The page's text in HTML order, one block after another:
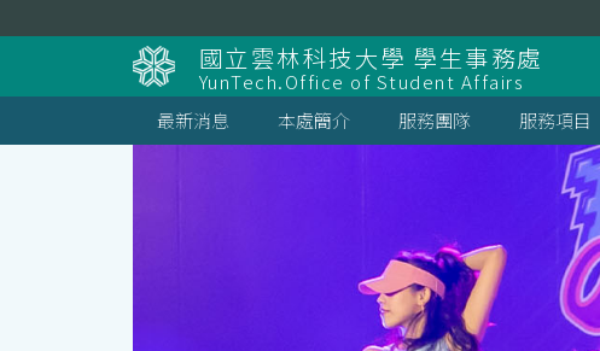
到
主
要
內
容
國立雲林科技大學 學生事務處
YunTech.Office of Student Affairs
最新消息
本處簡介 服務團隊 服務項目